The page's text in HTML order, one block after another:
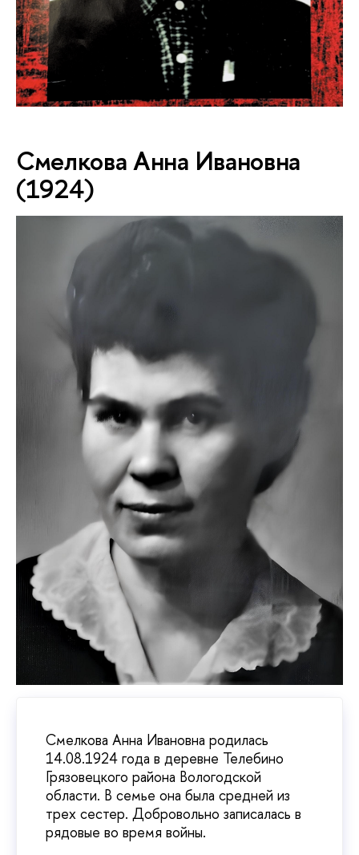
Смелкова Анна Ивановна
(1924)
Смелкова Анна Ивановна родилась
14.08.1924 года в деревне Телебино
Грязовецкого района Вологодской
области. В семье она была средней из
трех сестер. Добровольно записалась в
рядовые во время войны.